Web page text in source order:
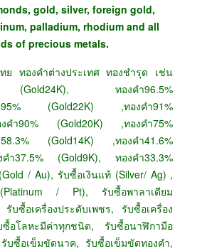
gold, silver, foreign gold,
palladium, rhodium and all
of precious metals.
ย ทองคำต่างประเทศ ทองชำรุด เช่น
(Gold24K), ทองคำ96.5%
คำ95% (Gold22K) ,ทองคำ91%
คำ90% (Gold20K) ,ทองคำ75%
ำ58.3% (Gold14K) ,ทองคำ41.6%
ำ37.5% (Gold9K), ทองคำ33.3%
/ Au), รับซื้อเงินแท้ (Silver/ Ag) ,
/ Pt), รับซื้อพาลาเดียม
บซื้อเครื่องประดับเพชร, รับซื้อเครื่อง
อโลหะมีค่าทุกชนิด, รับซื้อนาฬิกามือ
บซื้อเข็มขัดนาค, รับซื้อเข็มขัดทองคำ,